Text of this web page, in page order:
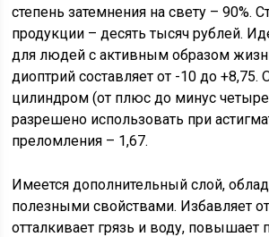
степень затемнения на свету – 90%.
продукции – десять тысяч рублей.
для людей с активным образом
диоптрий составляет от -10 до
цилиндром (от плюс до минус
разрешено использовать при
преломления – 1,67.
Имеется дополнительный слой,
полезными свойствами. Избавляет
отталкивает грязь и воду, повышает